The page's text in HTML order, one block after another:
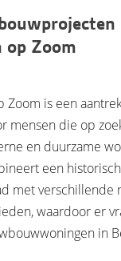
op Zoom
Zoom is een
mensen die op
en duurzame
een
met verschillende
waardoor er
in